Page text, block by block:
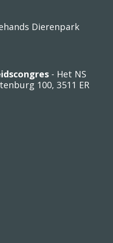
Dierenpark
- Het NS
100, 3511 ER